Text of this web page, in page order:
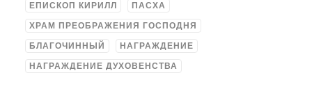
ЕПИСКОП КИРИЛЛ ПАСХА
ХРАМ ПРЕОБРАЖЕНИЯ ГОСПОДНЯ
БЛАГОЧИННЫЙ НАГРАЖДЕНИЕ
НАГРАЖДЕНИЕ ДУХОВЕНСТВА